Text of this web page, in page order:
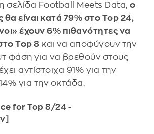
σελίδα Football Meets Data, ο
θα είναι κατά 79% στο Top 24,
έχουν 6% πιθανότητες να
Top 8 και να αποφύγουν την
φάση για να βρεθούν στους
αντίστοιχα 91% για την
για την οκτάδα.
for Top 8/24 -